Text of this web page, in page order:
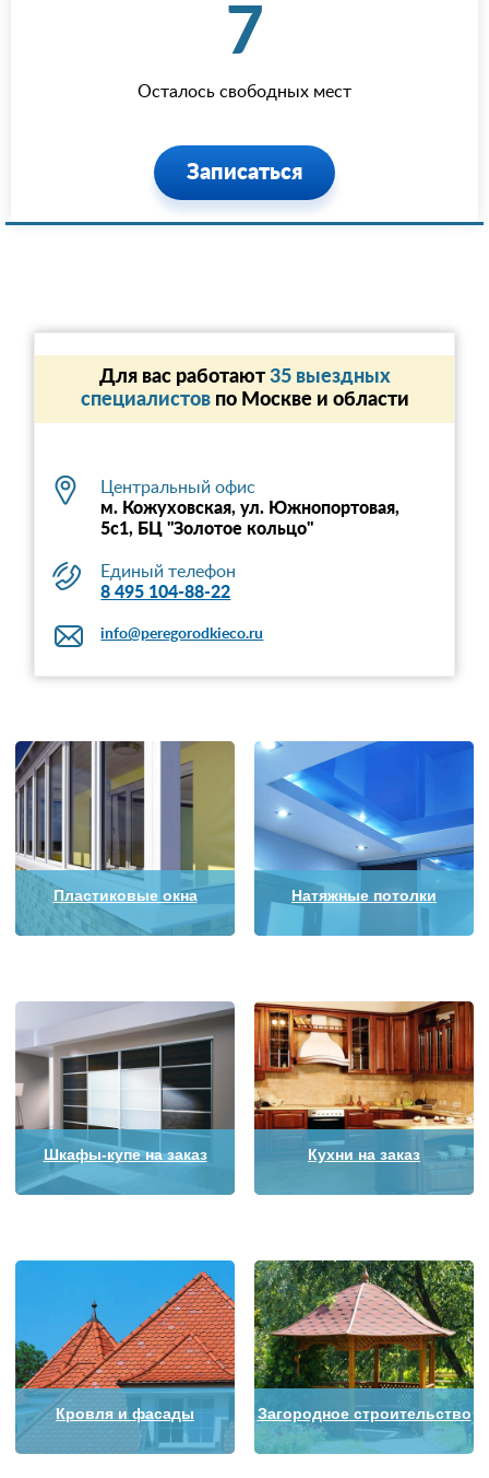
7
Осталось свободных мест
Записаться
Для вас работают35 выездных
специалистовпо Москве и области
Центральный офис
м. Кожуховская, ул. Южнопортовая,
5с1, БЦ "Золотое кольцо"
Единый телефон
8 495 104-88-22
info@peregorodkieco.ru
Пластиковые окна Натяжные потолки
Шкафы-купе на заказ Кухни на заказ
Кровля и фасады Загородное строительство